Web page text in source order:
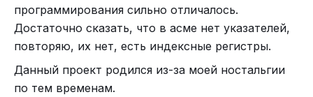
То, что не помещается в регистры, можно
сохранить одной инструкцией PUSH и
восстановить POP.
Можно закрепить ячейку RAM за функцией и
использовать её без дополнительных накладных
каждом помещении(и С02 датчики в жилых
помещениях). Управление запорной арматурой
батарей отопления(для регулировки
темпрературы в помещении). Управление
программирования сильно отличалось.
Достаточно сказать, что в асме нет указателей,
повторяю, их нет, есть индексные регистры.
Данный проект родился из-за моей ностальгии
по тем временам.